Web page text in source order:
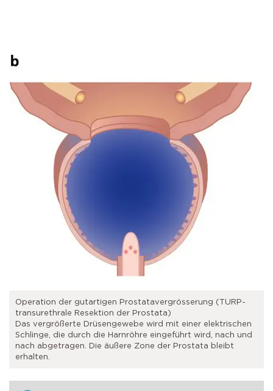
Operation der gutartigen Prostatavergrösserung (TURP-
transurethrale Resektion der Prostata)
Das vergrößerte Drüsengewebe wird mit einer elektrischen
Schlinge, die durch die Harnröhre eingeführt wird, nach und
nach abgetragen. Die äußere Zone der Prostata bleibt
erhalten.